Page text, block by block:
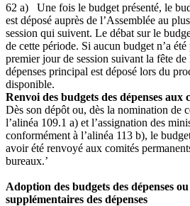
62 a) Une fois le budget présenté, le
est déposé auprès de l’Assemblée au
session qui suivent. Le débat sur le
de cette période. Si aucun budget n’a
premier jour de session suivant la fête
dépenses principal est déposé lors du
disponible.
Renvoi des budgets des dépenses aux
Dès son dépôt ou, dès la nomination de
l’alinéa 109.1 a) et l’assignation des
conformément à l’alinéa 113 b), le
avoir été renvoyé aux comités
bureaux.’
Adoption des budgets des dépenses
supplémentaires des dépenses